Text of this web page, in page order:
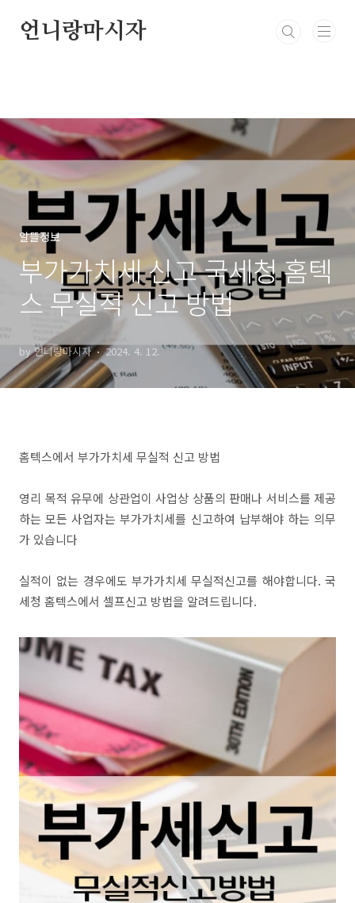
언니랑마시자
알뜰정보
부가가치세 신고 국세청 홈텍
스 무실적 신고 방법
by 언니랑마시자 2024. 4. 12.
홈텍스에서 부가가치세 무실적 신고 방법
영리 목적 유무에 상관업이 사업상 상품의 판매나 서비스를 제공
하는 모든 사업자는 부가가치세를 신고하여 납부해야 하는 의무
가 있습니다
실적이 없는 경우에도 부가가치세 무실적신고를 해야합니다. 국
세청 홈텍스에서 셀프신고 방법을 알려드립니다.